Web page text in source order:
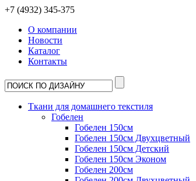
+7 (4932) 345-375
О компании
Новости
Каталог
Контакты
Ткани для домашнего текстиля
Гобелен
Гобелен 150см
Гобелен 150см Двухцветный
Гобелен 150см Детский
Гобелен 150см Эконом
Гобелен 200см